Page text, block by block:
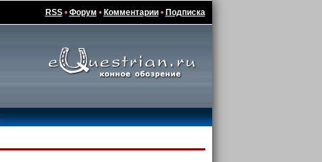
RSS• Форум • Комментарии• Подписка